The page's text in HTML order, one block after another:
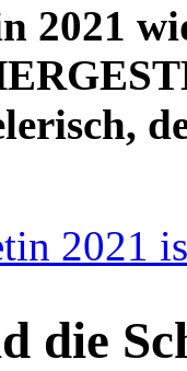
2021
2021
die